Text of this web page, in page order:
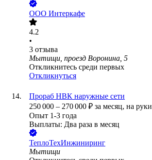
ООО Интеркафе
4.2
•
3 отзыва
Мытищи, проезд Воронина, 5
Откликнитесь среди первых
Откликнуться
Прораб НВК наружные сети
250 000 – 270 000 ₽ за месяц, на руки
Опыт 1-3 года
Выплаты: Два раза в месяц
ТеплоТехИнжиниринг
Мытищи